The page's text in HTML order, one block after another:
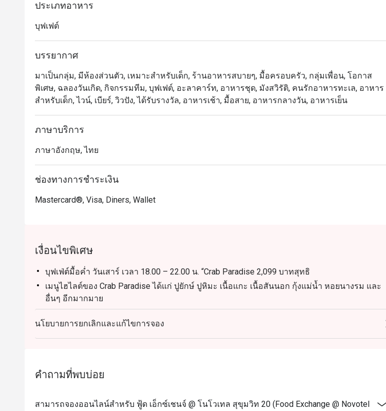
อบอุ่นและเป็นกันเอง เข้ากันกับเซรามิคแบบวินเทจสำหรับการตกแต่งรอบๆห้องอาหารให้ดูเก๋ไก๋มีสไตล์
มากยิ่งขึ้น
ประเภทอาหาร
บุฟเฟต์
บรรยากาศ
มาเป็นกลุ่ม, มีห้องส่วนตัว, เหมาะสำหรับเด็ก, ร้านอาหารสบายๆ, มื้อครอบครัว, กลุ่มเพื่อน, โอกาส
พิเศษ, ฉลองวันเกิด, กิจกรรมทีม, บุฟเฟต์, อะลาคาร์ท, อาหารชุด, มังสวิรัติ, คนรักอาหารทะเล, อาหาร
สำหรับเด็ก, ไวน์, เบียร์, วิวปัง, ได้รับรางวัล, อาหารเช้า, มื้อสาย, อาหารกลางวัน, อาหารเย็น
ภาษาบริการ
ภาษาอังกฤษ, ไทย
ช่องทางการชำระเงิน
Mastercard®, Visa, Diners, Wallet
เงื่อนไขพิเศษ
บุฟเฟ่ต์มื้อค่ำ วันเสาร์ เวลา 18.00 – 22.00 น. “Crab Paradise 2,099 บาทสุทธิ
เมนูไฮไลต์ของ Crab Paradise ได้แก่ ปูยักษ์ ปูหิมะ เนื้อแกะ เนื้อสันนอก กุ้งแม่น้ำ หอยนางรม และ
อื่นๆ อีกมากมาย
-บุฟเฟ่ต์อาหารเช้านานาชาติ (ทุกวัน) 06:30 – 10:30 น. ราคาสุทธิ 650 บาท
-บุฟเฟ่ต์อาหารทะเลนานาชาติสุดสัปดาห์ (วันเสาร์) 12:00 – 14:30 น. ราคาสุทธิ 1,200 บาท
- Sunday Brunch 1,999 เวลา 12.00 - 15.00 น
นโยบายการยกเลิกและแก้ไขการจอง
คำถามที่พบบ่อย
สามารถจองออนไลน์สำหรับ ฟู้ด เอ็กซ์เชนจ์ @ โนโวเทล สุขุมวิท 20 (Food Exchange @ Novotel